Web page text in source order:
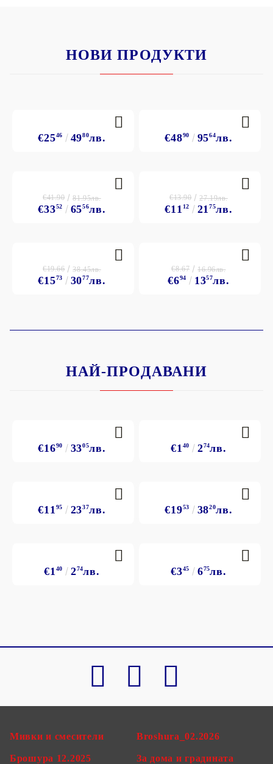
НОВИ ПРОДУКТИ
€2546 4980лв. €4890 9564лв.
€3352 6556лв.
€41.90 81.95лв.
€11 12 2175лв.
€13.90 27.19лв.
€1573 3077лв.
€19.66 38.45лв.
€694 1357лв.
€8.67 16.96лв.
НАЙ-ПРОДАВАНИ
€1690 3305лв. €1 40 274лв.
€11 95 2337лв. €1953 3820лв.
€1 40 274лв. €345 675лв.
Мивки и смесители
Брошура 12.2025
Broshura_02.2026
За дома и градината